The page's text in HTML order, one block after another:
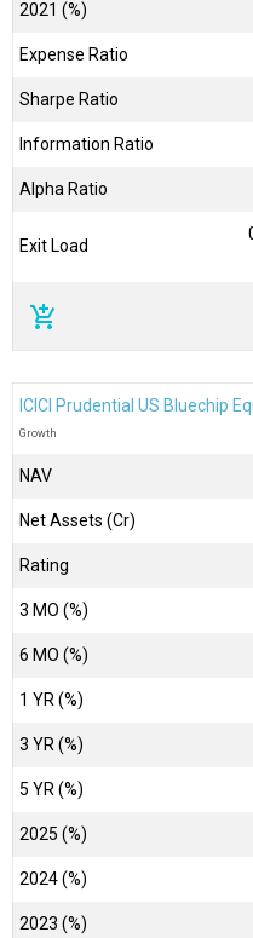
2021 (%)
Expense Ratio
Sharpe Ratio
Information Ratio
Alpha Ratio
Exit Load
add_shopping_cart
ICICI Prudential US Bluechip
Growth
NAV
Net Assets (Cr)
Rating
3 MO (%)
6 MO (%)
1 YR (%)
3 YR (%)
5 YR (%)
2025 (%)
2024 (%)
2023 (%)